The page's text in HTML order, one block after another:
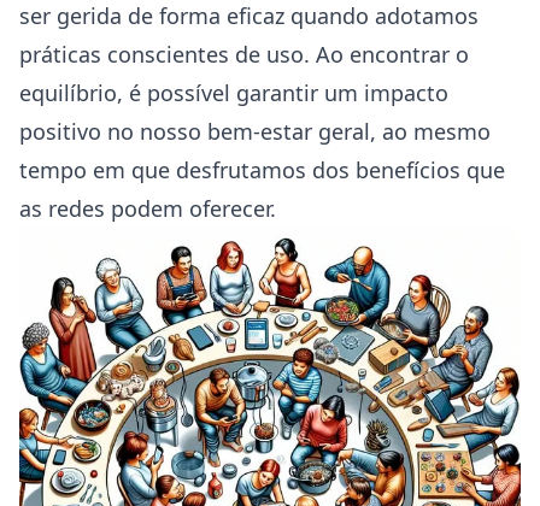
ser gerida de forma eficaz quando adotamos
práticas conscientes de uso. Ao encontrar o
equilíbrio, é possível garantir um impacto
positivo no nosso bem-estar geral, ao mesmo
tempo em que desfrutamos dos benefícios que
as redes podem oferecer.